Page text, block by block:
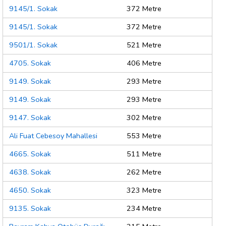
9145/1. Sokak
372 Metre
9145/1. Sokak
372 Metre
9501/1. Sokak
521 Metre
4705. Sokak
406 Metre
9149. Sokak
293 Metre
9149. Sokak
293 Metre
9147. Sokak
302 Metre
Ali Fuat Cebesoy Mahallesi
553 Metre
4665. Sokak
511 Metre
4638. Sokak
262 Metre
4650. Sokak
323 Metre
9135. Sokak
234 Metre